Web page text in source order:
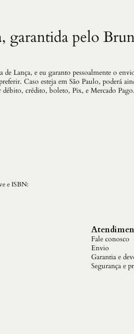
garantida pelo
Lança, e eu garanto pessoalmente o
Caso esteja em São Paulo, poderá
crédito, boleto, Pix, e Mercado Pago.
e ISBN:
Fale conosco
Envio
Garantia e
Segurança e